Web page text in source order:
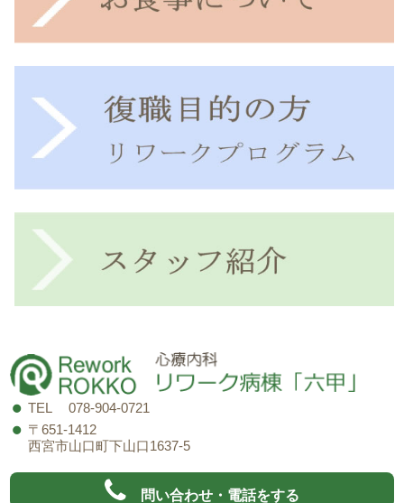
TEL 078-904-0721
〒651-1412
西宮市山口町下山口1637-5
問い合わせ・電話をする